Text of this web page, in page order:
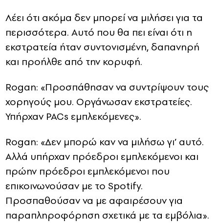
Λέει ότι ακόμα δεν μπορεί να μιλήσει για τα
περισσότερα. Αυτό που θα πει είναι ότι η
εκστρατεία ήταν συντονισμένη, δαπανηρή
και προήλθε από την κορυφή.
Rogan: «Προσπάθησαν να συντρίψουν τους
χορηγούς μου. Οργάνωσαν εκστρατείες.
Υπήρχαν PACs εμπλεκόμενες».
Rogan: «Δεν μπορώ καν να μιλήσω γι’ αυτό.
Αλλά υπήρχαν πρόεδροι εμπλεκόμενοι και
πρώην πρόεδροι εμπλεκόμενοι που
επικοινωνούσαν με το Spotify.
Προσπαθούσαν να με αφαιρέσουν για
παραπληροφόρηση σχετικά με τα εμβόλια».